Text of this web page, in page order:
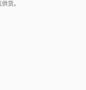
货。